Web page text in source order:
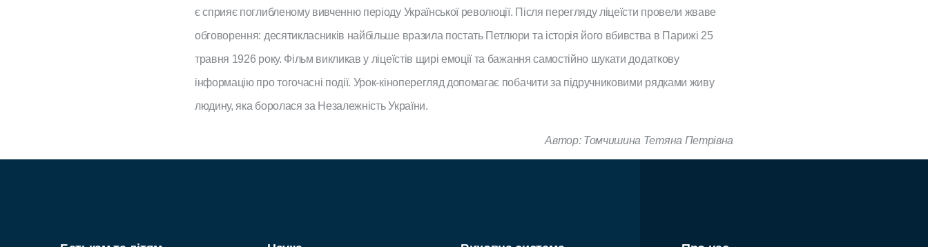
є сприяє поглибленому вивченню періоду Української революції. Після перегляду ліцеїсти провели жваве
обговорення: десятикласників найбільше вразила постать Петлюри та історія його вбивства в Парижі 25
травня 1926 року. Фільм викликав у ліцеїстів щирі емоції та бажання самостійно шукати додаткову
інформацію про тогочасні події. Урок-кіноперегляд допомагає побачити за підручниковими рядками живу
людину, яка боролася за Незалежність України.
Автор: Томчишина Тетяна Петрівна